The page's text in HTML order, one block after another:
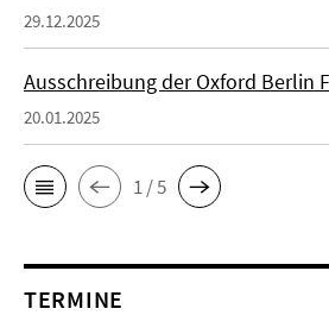
29.12.2025
Ausschreibung der Oxford Berlin
20.01.2025
1 / 5
TERMINE